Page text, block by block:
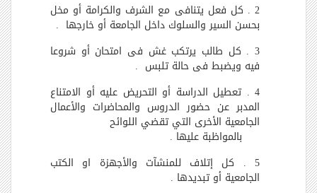
2 . كل فعل يتنافى مع الشرف والكرامة أو مخل
بحسن السير والسلوك داخل الجامعة أو خارجها .
3 . كل طالب يرتكب غش فى امتحان أو شروعا
فيه ويضبط فى حالة تلبس .
4 . تعطيل الدراسة أو التحريض عليه أو الامتناع
المدبر عن حضور الدروس والمحاضرات والأعمال
الجامعية الأخرى التي تقضي اللوائح
بالمواظبة عليها .
5 . كل إتلاف للمنشآت والأجهزة او الكتب
الجامعية أو تبديدها .